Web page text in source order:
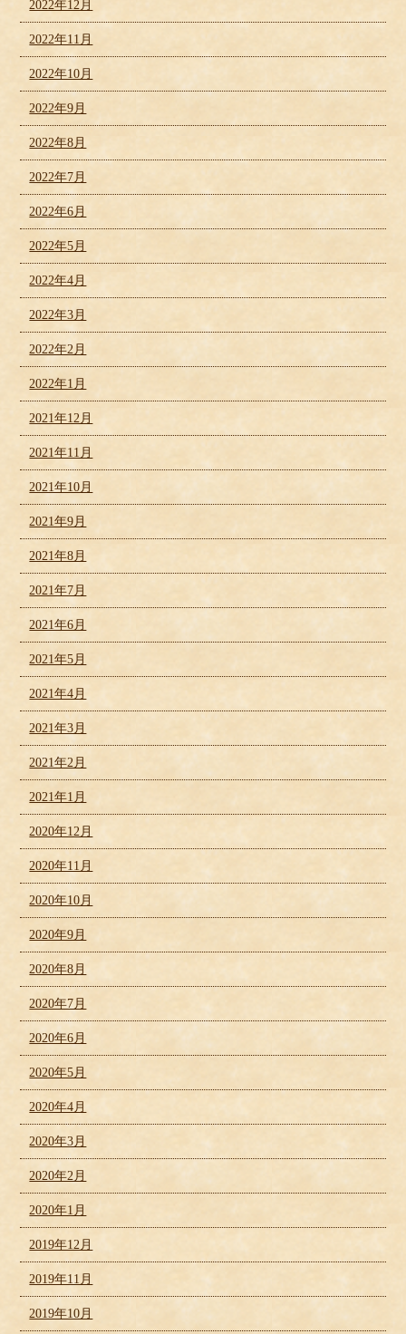
2022年12月
2022年11月
2022年10月
2022年9月
2022年8月
2022年7月
2022年6月
2022年5月
2022年4月
2022年3月
2022年2月
2022年1月
2021年12月
2021年11月
2021年10月
2021年9月
2021年8月
2021年7月
2021年6月
2021年5月
2021年4月
2021年3月
2021年2月
2021年1月
2020年12月
2020年11月
2020年10月
2020年9月
2020年8月
2020年7月
2020年6月
2020年5月
2020年4月
2020年3月
2020年2月
2020年1月
2019年12月
2019年11月
2019年10月